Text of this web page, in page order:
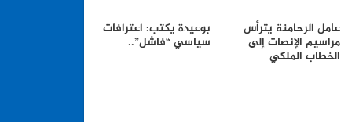
عامل الرحامنة يترأس
مراسيم الإنصات إلى
الخطاب الملكي
بوعيدة يكتب: اعترافات
سياسي “فاشل”..